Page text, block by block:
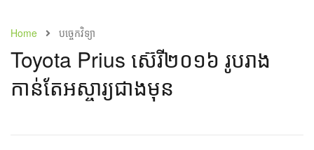
Home បច្ចេកវិទ្យា
Toyota Prius ​​ស៊េរី​​២០១៦​ រូបរាង
កាន់តែអស្ចារ្យជាងមុន​